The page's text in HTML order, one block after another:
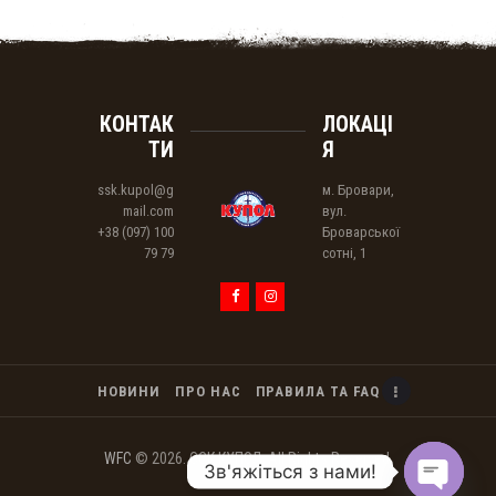
КОНТАК
ТИ
ssk.kupol@g
mail.com
+38 (097) 100
79 79
ЛОКАЦІ
Я
м. Бровари,
вул.
Броварської
сотнi, 1
НОВИНИ ПРО НАС ПРАВИЛА ТА FAQ
WFC © 2026. ССК КУПОЛ. All Rights Reserved.
Зв'яжіться з нами!